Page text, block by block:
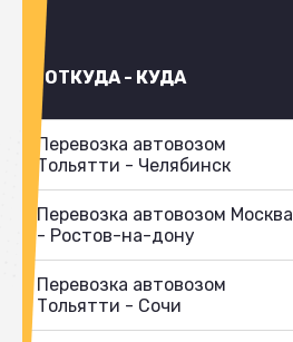
ОТКУДА - КУДА
Перевозка автовозом
Тольятти - Челябинск
Перевозка автовозом Москва
- Ростов-на-дону
Перевозка автовозом
Тольятти - Сочи